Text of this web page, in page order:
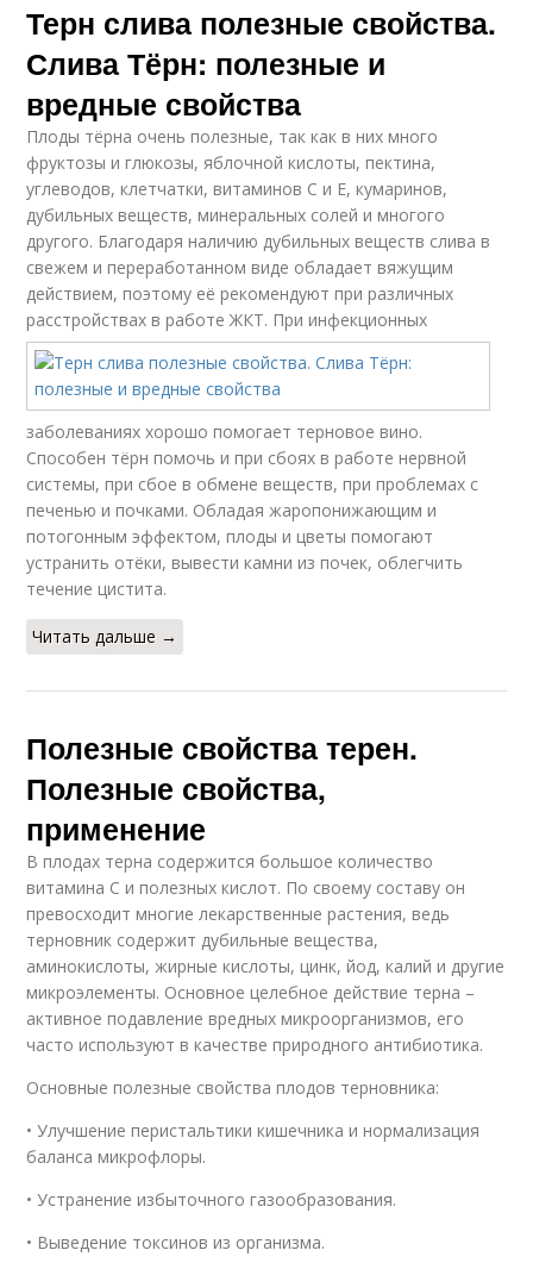
Терн слива полезные свойства.
Слива Тёрн: полезные и
вредные свойства
Плоды тёрна очень полезные, так как в них много
фруктозы и глюкозы, яблочной кислоты, пектина,
углеводов, клетчатки, витаминов С и Е, кумаринов,
дубильных веществ, минеральных солей и многого
другого. Благодаря наличию дубильных веществ слива в
свежем и переработанном виде обладает вяжущим
действием, поэтому её рекомендуют при различных
расстройствах в работе ЖКТ. При инфекционных
заболеваниях хорошо помогает терновое вино.
Способен тёрн помочь и при сбоях в работе нервной
системы, при сбое в обмене веществ, при проблемах с
печенью и почками. Обладая жаропонижающим и
потогонным эффектом, плоды и цветы помогают
устранить отёки, вывести камни из почек, облегчить
течение цистита.
Читать дальше →
Полезные свойства терен.
Полезные свойства,
применение
В плодах терна содержится большое количество
витамина С и полезных кислот. По своему составу он
превосходит многие лекарственные растения, ведь
терновник содержит дубильные вещества,
аминокислоты, жирные кислоты, цинк, йод, калий и другие
микроэлементы. Основное целебное действие терна –
активное подавление вредных микроорганизмов, его
часто используют в качестве природного антибиотика.
Основные полезные свойства плодов терновника:
• Улучшение перистальтики кишечника и нормализация
баланса микрофлоры.
• Устранение избыточного газообразования.
• Выведение токсинов из организма.